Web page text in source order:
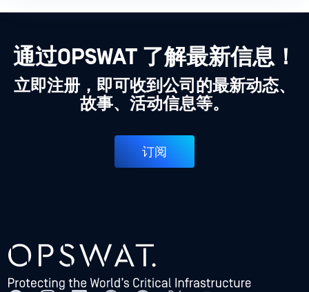
通过OPSWAT 了解最新信息！
立即注册，即可收到公司的最新动态、
故事、活动信息等。
订阅